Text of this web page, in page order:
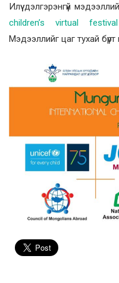
Илүү дэлгэрэнгүй
children’s virtual festival
Мэдээллийг цаг тухай бүрт